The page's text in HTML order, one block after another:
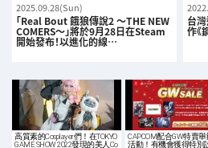
2025.09.28(Sun)
「Real Bout 餓狼傳說2 〜THE NEW
COMERS〜」將於9月28日在Steam
開始發布！以進化的線…
台
作《
高質素的Cosplayer們！在TOKYO
GAME SHOW 2022發現的美人Co
CAPCOM配合GW特賣
活動！有機會獲得特別